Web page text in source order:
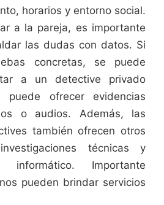
horarios y entorno social.
a la pareja, es importante
las dudas con datos. Si
concretas, se puede
a un detective privado
puede ofrecer evidencias
o audios. Además, las
también ofrecen otros
técnicas y
informático. Importante
pueden brindar servicios